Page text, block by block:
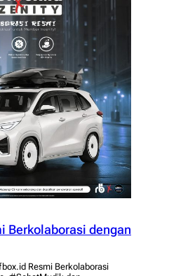
Berkolaborasi dengan
Resmi Berkolaborasi